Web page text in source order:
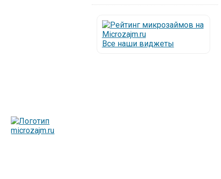
Все наши виджеты